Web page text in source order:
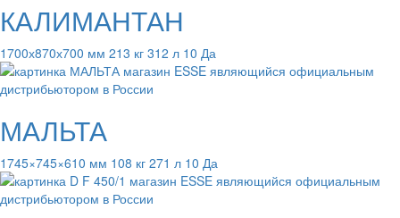
КАЛИМАНТАН
1700х870х700 мм 213 кг 312 л 10 Да
МАЛЬТА
1745×745×610 мм 108 кг 271 л 10 Да